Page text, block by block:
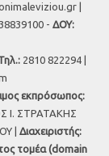
|
- ΔΟΥ:
2810 822294 |
εκπρόσωπος:
Ι. ΣΤΡΑΤΑΚΗΣ
| Διαχειριστής:
τομέα (domain